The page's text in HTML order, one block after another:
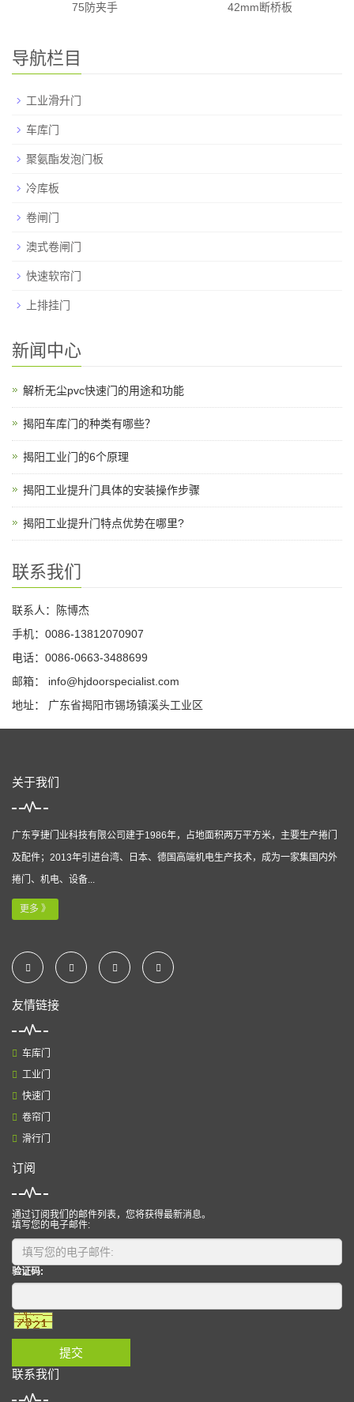
75防夹手 42mm断桥板
导航栏目
工业滑升门
车库门
聚氨酯发泡门板
冷库板
卷闸门
澳式卷闸门
快速软帘门
上排挂门
新闻中心
解析无尘pvc快速门的用途和功能
揭阳车库门的种类有哪些？
揭阳工业门的6个原理
揭阳工业提升门具体的安装操作步骤
揭阳工业提升门特点优势在哪里?
联系我们
联系人：陈博杰
手机：0086-13812070907
电话：0086-0663-3488699
邮箱：
info@hjdoorspecialist.com
地址： 广东省揭阳市锡场镇溪头工业区
关于我们
广东亨捷门业科技有限公司建于1986年，占地面积两万平方米，主要生产捲门
及配件；2013年引进台湾、日本、德国高端机电生产技术，成为一家集国内外
捲门、机电、设备...
更多 》
友情链接
车库门
工业门
快速门
卷帘门
滑行门
订阅
通过订阅我们的邮件列表，您将获得最新消息。
填写您的电子邮件:
验证码:
提交
联系我们